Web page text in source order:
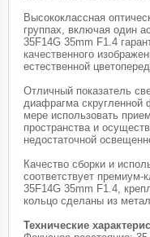
Высококлассная
группах, включая один
35F14G 35mm F1.4
качественного
естественной
Отличный показатель
диафрагма
мере использовать
пространства и
недостаточной
Качество сборки и
соответствует премиум-
35F14G 35mm F1.4,
кольцо сделаны из
Технические